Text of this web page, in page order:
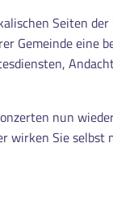
Seiten der
Gemeinde eine
nun
wirken Sie